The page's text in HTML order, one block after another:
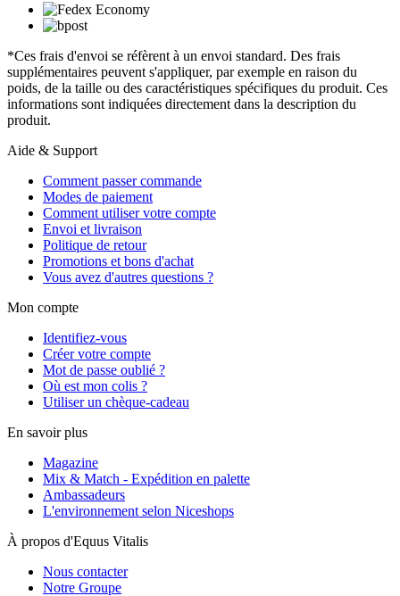
*Ces frais d'envoi se réfèrent à un envoi standard. Des frais
supplémentaires peuvent s'appliquer, par exemple en raison du
poids, de la taille ou des caractéristiques spécifiques du produit. Ces
informations sont indiquées directement dans la description du
produit.
Aide & Support
Comment passer commande
Modes de paiement
Comment utiliser votre compte
Envoi et livraison
Politique de retour
Promotions et bons d'achat
Vous avez d'autres questions ?
Mon compte
Identifiez-vous
Créer votre compte
Mot de passe oublié ?
Où est mon colis ?
Utiliser un chèque-cadeau
En savoir plus
Magazine
Mix & Match - Expédition en palette
Ambassadeurs
L'environnement selon Niceshops
À propos d'Equus Vitalis
Nous contacter
Notre Groupe